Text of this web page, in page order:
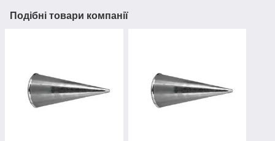
Подібні товари компанії